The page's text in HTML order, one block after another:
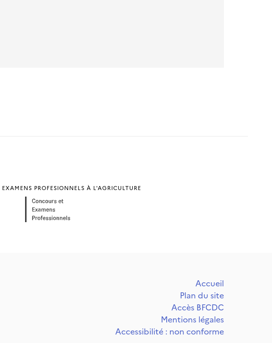
PROFESIONNELS À L'AGRICULTURE
Accueil
Plan du site
Accès BFCDC
Mentions légales
Accessibilité : non conforme